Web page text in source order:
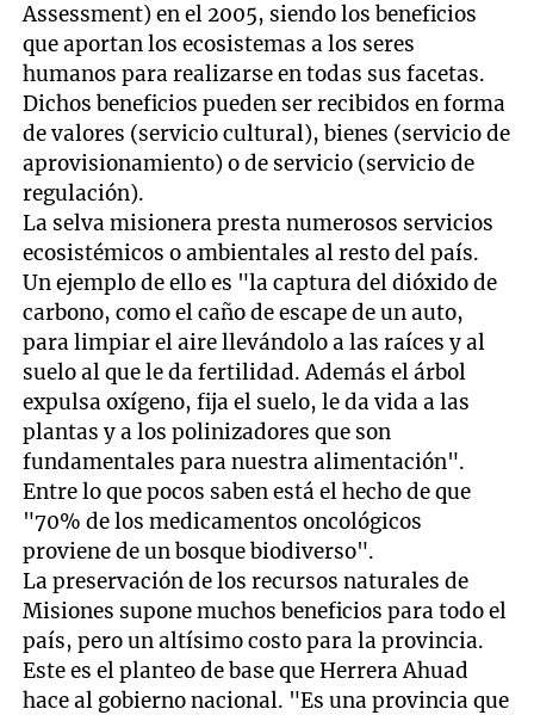
Assessment) en el 2005, siendo los beneficios
que aportan los ecosistemas a los seres
humanos para realizarse en todas sus facetas.
Dichos beneficios pueden ser recibidos en forma
de valores (servicio cultural), bienes (servicio de
aprovisionamiento) o de servicio (servicio de
regulación).
La selva misionera presta numerosos servicios
ecosistémicos o ambientales al resto del país.
Un ejemplo de ello es "la captura del dióxido de
carbono, como el caño de escape de un auto,
para limpiar el aire llevándolo a las raíces y al
suelo al que le da fertilidad. Además el árbol
expulsa oxígeno, fija el suelo, le da vida a las
plantas y a los polinizadores que son
fundamentales para nuestra alimentación".
Entre lo que pocos saben está el hecho de que
"70% de los medicamentos oncológicos
proviene de un bosque biodiverso".
La preservación de los recursos naturales de
Misiones supone muchos beneficios para todo el
país, pero un altísimo costo para la provincia.
Este es el planteo de base que Herrera Ahuad
hace al gobierno nacional. "Es una provincia que